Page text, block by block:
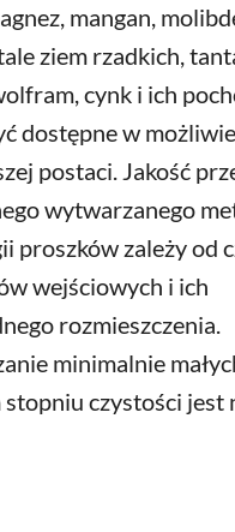
mangan,
ziem rzadkich,
cynk i ich
dostępne w możliwie
postaci. Jakość
wytwarzanego
proszków zależy od
wejściowych i ich
rozmieszczenia.
minimalnie
czystości jest